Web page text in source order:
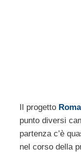
Il progetto Roma
punto diversi
partenza c’è
nel corso della